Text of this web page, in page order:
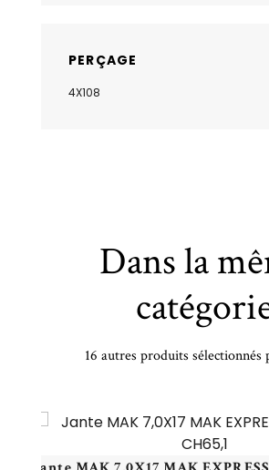
PERÇAGE
4X108
Dans la
16 autres produits sélectionnés